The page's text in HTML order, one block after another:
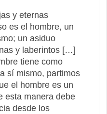
y eternas
es el hombre, un
un asiduo
y laberintos […]
tiene como
sí mismo, partimos
el hombre es un
esta manera debe
desde los